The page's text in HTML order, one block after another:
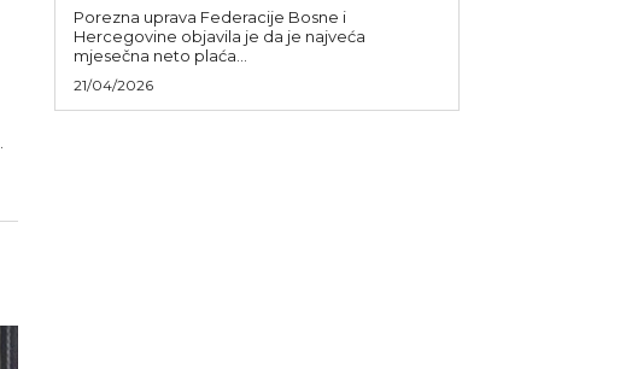
Porezna uprava Federacije Bosne i
Hercegovine objavila je da je najveća
mjesečna neto plaća...
21/04/2026